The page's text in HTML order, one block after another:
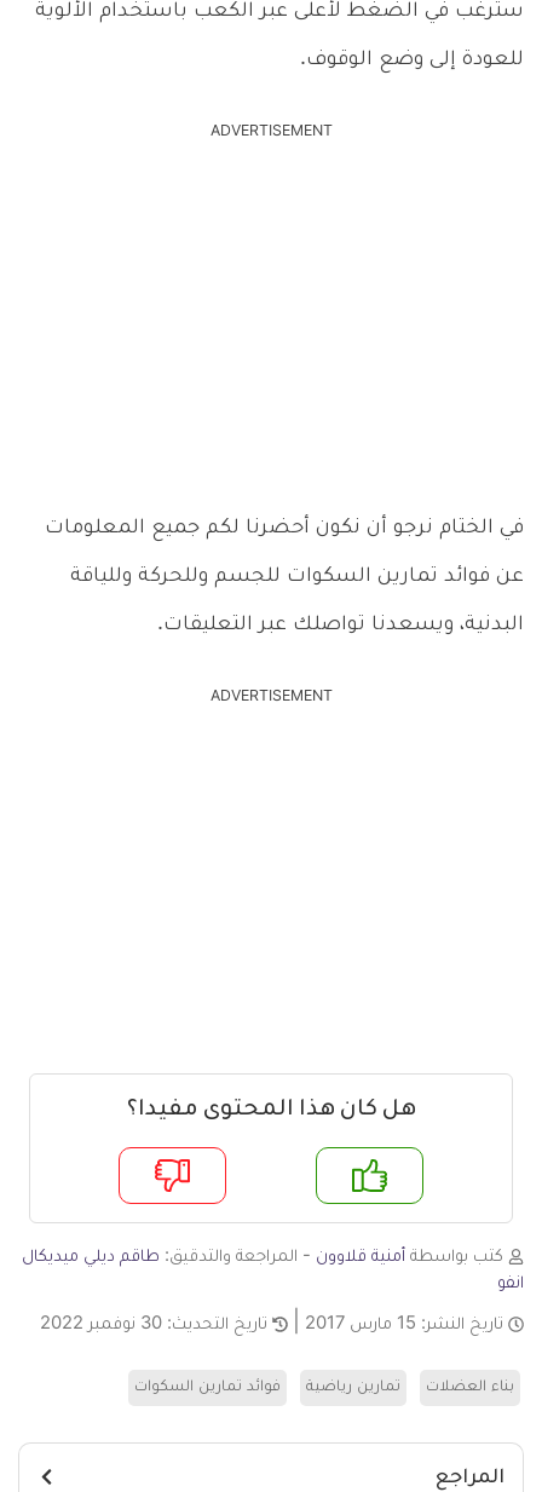
سترغب في الضغط لأعلى عبر الكعب باستخدام الألوية
للعودة إلى وضع الوقوف.
ADVERTISEMENT
في الختام نرجو أن نكون أحضرنا لكم جميع المعلومات
عن فوائد تمارين السكوات للجسم وللحركة وللياقة
البدنية، ويسعدنا تواصلك عبر التعليقات.
ADVERTISEMENT
هل كان هذا المحتوى مفيدا؟
لا
كتب بواسطة أمنية قلاوون - المراجعة والتدقيق: طاقم ديلي ميديكال
انفو
تاريخ النشر: 15 مارس 2017 تاريخ التحديث: 30 نوفمبر 2022
بناء العضلات تمارين رياضية فوائد تمارين السكوات
المراجع